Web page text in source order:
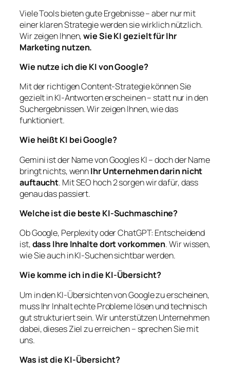
Viele Tools bieten gute Ergebnisse – aber nur mit
einer klaren Strategie werden sie wirklich nützlich.
Wir zeigen Ihnen,wie Sie KI gezielt für Ihr
Marketing nutzen.
Wie nutze ich die KI von Google?
Mit der richtigen Content-Strategie können Sie
gezielt in KI-Antworten erscheinen – statt nur in den
Suchergebnissen. Wir zeigen Ihnen, wie das
funktioniert.
Wie heißt KI bei Google?
Gemini ist der Name von Googles KI – doch der Name
bringt nichts, wennIhr Unternehmen darin nicht
auftaucht. Mit SEO hoch 2 sorgen wir dafür, dass
genau das passiert.
Welche ist die beste KI-Suchmaschine?
Ob Google, Perplexity oder ChatGPT: Entscheidend
ist,dass Ihre Inhalte dort vorkommen. Wir wissen,
wie Sie auch in KI-Suchen sichtbar werden.
Wie komme ich in die KI-Übersicht?
Um in den KI-Übersichten von Google zu erscheinen,
muss Ihr Inhalt echte Probleme lösen und technisch
gut strukturiert sein. Wir unterstützen Unternehmen
dabei, dieses Ziel zu erreichen – sprechen Sie mit
uns.
Was ist die KI-Übersicht?